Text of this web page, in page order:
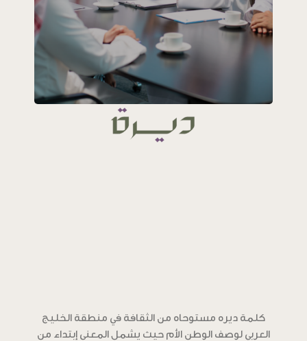
كلمة ديره مستوحاه من الثقافة في منطقة الخليج
العربي لوصف الوطن الأم حيث يشمل المعنى إبتداء من